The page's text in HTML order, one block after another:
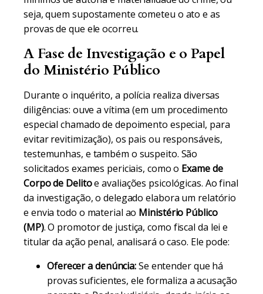
seja, quem supostamente cometeu o ato e as
provas de que ele ocorreu.
A Fase de Investigação e o Papel
do Ministério Público
Durante o inquérito, a polícia realiza diversas
diligências: ouve a vítima (em um procedimento
especial chamado de depoimento especial, para
evitar revitimização), os pais ou responsáveis,
testemunhas, e também o suspeito. São
solicitados exames periciais, como o Exame de
Corpo de Delitoe avaliações psicológicas. Ao final
da investigação, o delegado elabora um relatório
e envia todo o material ao Ministério Público
(MP). O promotor de justiça, como fiscal da lei e
titular da ação penal, analisará o caso. Ele pode:
Oferecer a denúncia:Se entender que há
provas suficientes, ele formaliza a acusação